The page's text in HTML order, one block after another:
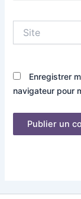
Enregistrer
navigateur pour